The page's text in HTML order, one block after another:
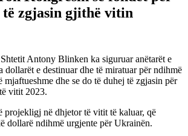
zgjasin gjithë vitin
Antony Blinken ka siguruar anëtarët e
dollarët e destinuar dhe të miratuar për ndihmë
mjaftueshme dhe se do të duhej të zgjasin për
vitit 2023.
projekligj në dhjetor të vitit të kaluar, që
dollarë ndihmë urgjente për Ukrainën.